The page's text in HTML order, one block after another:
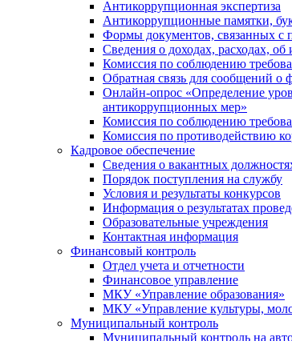
Антикоррупционная экспертиза
Антикоррупционные памятки,
Формы документов, связанных с
Сведения о доходах, расходах,
Комиссия по соблюдению
Обратная связь для сообщений о
Онлайн-опрос «Определение
антикоррупционных мер»
Комиссия по соблюдению
Комиссия по противодействию
Кадровое обеспечение
Сведения о вакантных
Порядок поступления на службу
Условия и результаты конкурсов
Информация о результатах
Образовательные учреждения
Контактная информация
Финансовый контроль
Отдел учета и отчетности
Финансовое управление
МКУ «Управление образования»
МКУ «Управление культуры,
Муниципальный контроль
Муниципальный контроль на